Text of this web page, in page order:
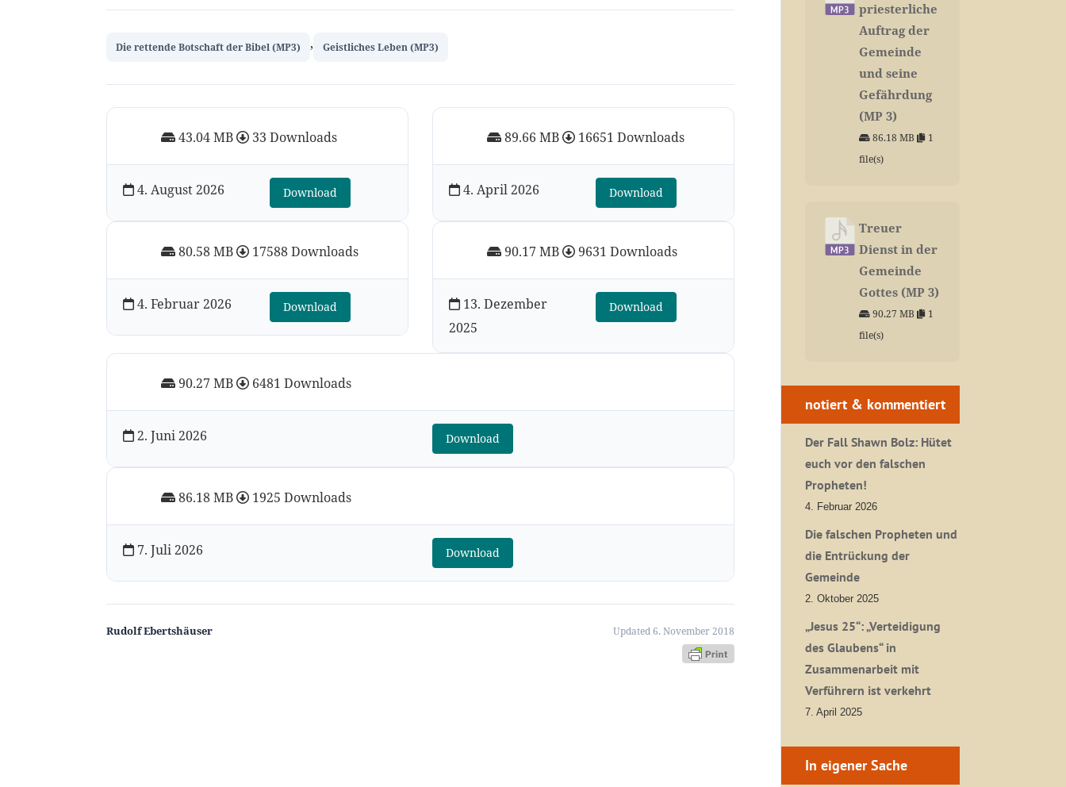
Die rettende Botschaft der Bibel (MP3) , Geistliches Leben (MP3)
43.04 MB 33 Downloads
4. August 2026 Download
86.18 MB 1925 Downloads
7. Juli 2026 Download
90.27 MB 6481 Downloads
2. Juni 2026 Download
89.66 MB 16651 Downloads
4. April 2026 Download
80.58 MB 17588 Downloads
4. Februar 2026 Download
90.17 MB 9631 Downloads
13. Dezember
2025
Download
Rudolf Ebertshäuser Updated 6. November 2018
priesterliche
Auftrag der
Gemeinde
und seine
Gefährdung
(MP 3)
86.18 MB
1
file(s)
Treuer
Dienst in der
Gemeinde
Gottes (MP 3)
90.27 MB
1
file(s)
notiert & kommentiert
Der Fall Shawn Bolz: Hütet
euch vor den falschen
Propheten!
4. Februar 2026
Die falschen Propheten und
die Entrückung der
Gemeinde
2. Oktober 2025
„Jesus 25“: „Verteidigung
des Glaubens“ in
Zusammenarbeit mit
Verführern ist verkehrt
7. April 2025
In eigener Sache